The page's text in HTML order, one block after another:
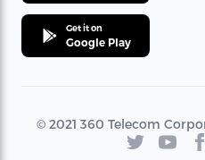
Get it on
Google Play
© 2021 360 Telecom